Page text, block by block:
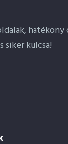
hatékony
siker kulcsa!